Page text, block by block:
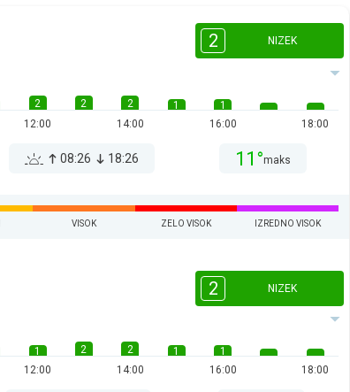
2 NIZEK
2
12:00
2
2
14:00
1
1
16:00
18:00
08:26 18:26 11°maks
VISOK ZELO VISOK IZREDNO VISOK
2 NIZEK
1
12:00
2
2
14:00
1
1
16:00
18:00